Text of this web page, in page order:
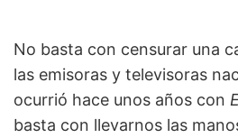
No basta con censurar una
las emisoras y televisoras
ocurrió hace unos años con
basta con llevarnos las